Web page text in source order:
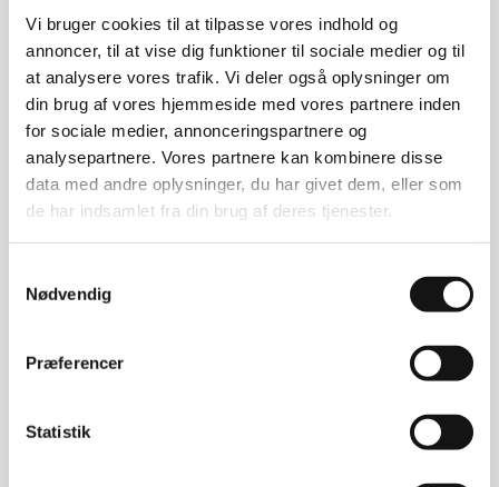
Vi bruger cookies til at tilpasse vores indhold og
annoncer, til at vise dig funktioner til sociale medier og til
at analysere vores trafik. Vi deler også oplysninger om
din brug af vores hjemmeside med vores partnere inden
for sociale medier, annonceringspartnere og
analysepartnere. Vores partnere kan kombinere disse
data med andre oplysninger, du har givet dem, eller som
de har indsamlet fra din brug af deres tjenester.
Nødvendig
Præferencer
Statistik
Dette selvklæbende pictogram er designet med
afrundede hjørner og er ideelt til dine
kildesorteringsstationer eller almindelige
skraldespande. Det er nemt at rengøre, da det kan
vaskes.
Tekst og anvendelse
Pictogrammet har teksten 'BATTERIER', hvilket gør
det nemt at identificere, hvor batterier skal
at forbedre affaldssorteringen i hjemmet eller på
Specifikationer